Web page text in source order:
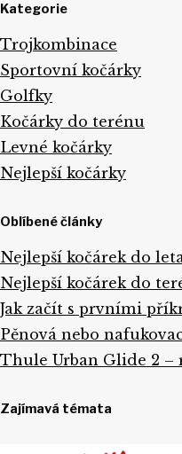
Kategorie
Trojkombinace
Sportovní kočárky
Golfky
Kočárky do terénu
Levné kočárky
Nejlepší kočárky
Oblíbené články
Nejlepší kočárek do
Nejlepší kočárek do
Jak začít s prvními
Pěnová nebo
Thule Urban Glide 2 –
Zajímavá témata